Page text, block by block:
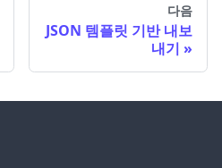
다음
JSON 템플릿 기반 내보
내기